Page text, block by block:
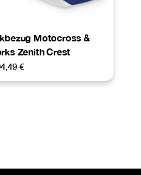
Motocross &
Zenith Crest
€